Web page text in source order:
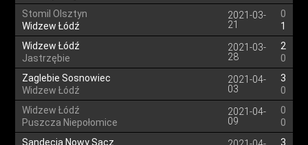
Stomil Olsztyn
Widzew Łódź
2021-03-
21
0
1
Widzew Łódź
Jastrzębie
2021-03-
28
2
0
Zaglebie Sosnowiec
Widzew Łódź
2021-04-
03
3
0
Widzew Łódź
Puszcza Niepołomice
2021-04-
09
0
0
Sandecja Nowy Sącz
3